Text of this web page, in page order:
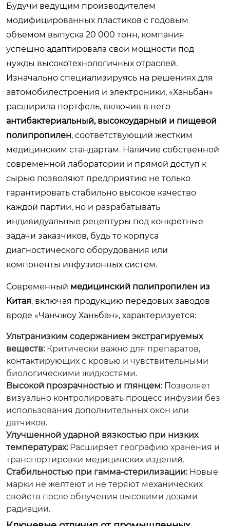
Будучи ведущим производителем
модифицированных пластиков с годовым
объемом выпуска 20 000 тонн, компания
успешно адаптировала свои мощности под
нужды высокотехнологичных отраслей.
Изначально специализируясь на решениях для
автомобилестроения и электроники, «Ханьбан»
расширила портфель, включив в него
антибактериальный, высокоударный и пищевой
полипропилен, соответствующий жестким
медицинским стандартам. Наличие собственной
современной лаборатории и прямой доступ к
сырью позволяют предприятию не только
гарантировать стабильно высокое качество
каждой партии, но и разрабатывать
индивидуальные рецептуры под конкретные
задачи заказчиков, будь то корпуса
диагностического оборудования или
компоненты инфузионных систем.
Современный медицинский полипропилен из
Китая, включая продукцию передовых заводов
вроде «Чанчжоу Ханьбан», характеризуется:
Ультранизким содержанием экстрагируемых
веществ:Критически важно для препаратов,
контактирующих с кровью и чувствительными
биологическими жидкостями.
Высокой прозрачностью и глянцем:Позволяет
визуально контролировать процесс инфузии без
использования дополнительных окон или
датчиков.
Улучшенной ударной вязкостью при низких
температурах:Расширяет географию хранения и
транспортировки медицинских изделий.
Стабильностью при гамма-стерилизации:Новые
марки не желтеют и не теряют механических
свойств после облучения высокими дозами
радиации.